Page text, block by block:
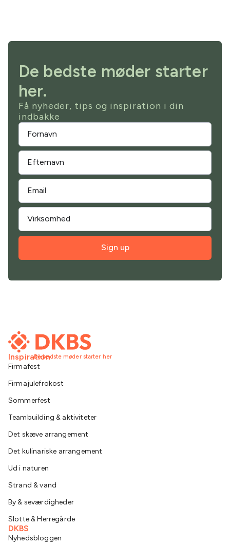
De bedste møder starter
her.
Få nyheder, tips og inspiration i din
indbakke
Sign up
De bedste møder starter her
Inspiration
Firmafest
Firmajulefrokost
Sommerfest
Teambuilding & aktiviteter
Det skæve arrangement
Det kulinariske arrangement
Ud i naturen
Strand & vand
By & seværdigheder
Slotte & Herregårde
DKBS
Nyhedsbloggen